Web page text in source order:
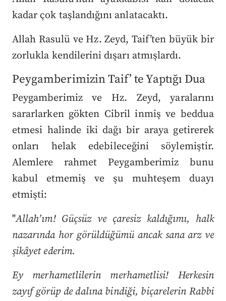
kadar çok taşlandığını anlatacaktı.
Allah Rasulü ve Hz. Zeyd, Taif’ten büyük bir
zorlukla kendilerini dışarı atmışlardı.
Peygamberimizin Taif’ te Yaptığı Dua
Peygamberimiz ve Hz. Zeyd, yaralarını
sararlarken gökten Cibril inmiş ve beddua
etmesi halinde iki dağı bir araya getirerek
onları helak edebileceğini söylemiştir.
Alemlere rahmet Peygamberimiz bunu
kabul etmemiş ve şu muhteşem duayı
etmişti:
"Allah’ım! Güçsüz ve çaresiz kaldığımı, halk
nazarında hor görüldüğümü ancak sana arz ve
şikâyet ederim.
Ey merhametlilerin merhametlisi! Herkesin
zayıf görüp de dalına bindiği, biçarelerin Rabbi